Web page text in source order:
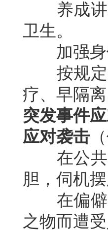
养成讲
卫生。
加强身
按规定
疗、早隔
突发事件
应对袭击
在公共
胆，伺机摆
在偏僻
之物而遭受